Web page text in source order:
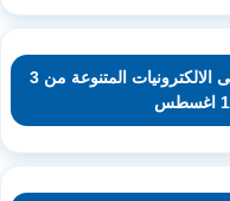
عروض الميرة ماركت على الالكترونيات المتنوعة من 3